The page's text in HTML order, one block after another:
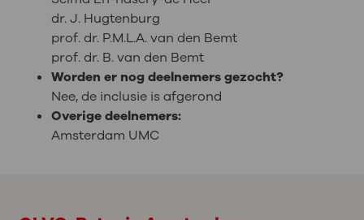
dr. J. Hugtenburg
prof. dr. P.M.L.A. van den Bemt
prof. dr. B. van den Bemt
Worden er nog deelnemers gezocht?
Nee, de inclusie is afgerond
Overige deelnemers:
Amsterdam UMC